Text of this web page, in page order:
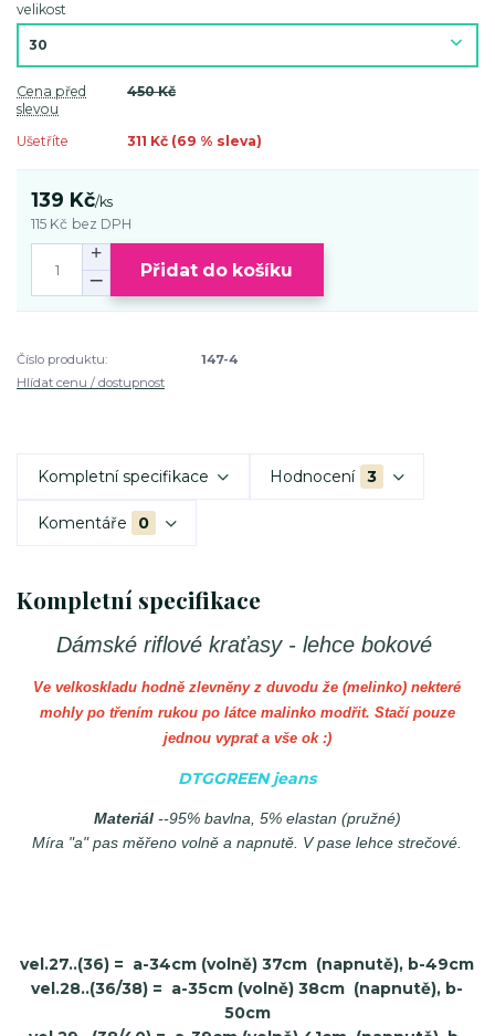
velikost
Cena před
slevou
450 Kč
Ušetříte 311 Kč (69 % sleva)
139 Kč/ks
115 Kč bez DPH
Přidat do košíku
Číslo produktu:
147-4
Hlídat cenu / dostupnost
Kompletní specifikace Hodnocení 3
Komentáře 0
Kompletní specifikace
Dámské riflové kraťasy - lehce bokové
Ve velkoskladu hodně zlevněny z duvodu že (melinko) nekteré
mohly po třením rukou po látce malinko modřit. Stačí pouze
jednou vyprat a vše ok :)
DTGGREEN jeans
Materiál--95% bavlna, 5% elastan (pružné)
Míra "a" pas měřeno volně a napnutě. V pase lehce strečové.
vel.27..(36) = a-34cm (volně) 37cm (napnutě), b-49cm
vel.28..(36/38) = a-35cm (volně) 38cm (napnutě), b-
50cm